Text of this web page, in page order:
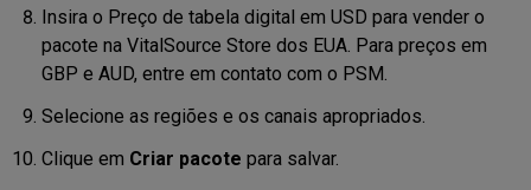
Insira o Preço de tabela digital em USD para vender o
pacote na VitalSource Store dos EUA. Para preços em
GBP e AUD, entre em contato com o PSM.
Selecione as regiões e os canais apropriados.
Clique em Criar pacote para salvar.